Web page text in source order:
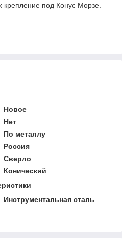
под Конус Морзе.
Новое
Нет
По металлу
Россия
Сверло
Конический
Инструментальная сталь